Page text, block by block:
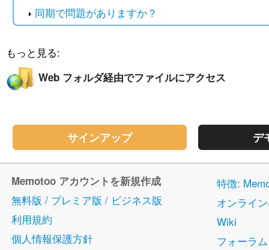
同期で問題がありますか？
もっと見る:
Web フォルダ経由でファイルにアクセス
サインアップ デ
Memotoo アカウントを新規作成
無料版 / プレミア版 / ビジネス版
利用規約
個人情報保護方針
特徴:
オンライ
Wiki
フォーラム